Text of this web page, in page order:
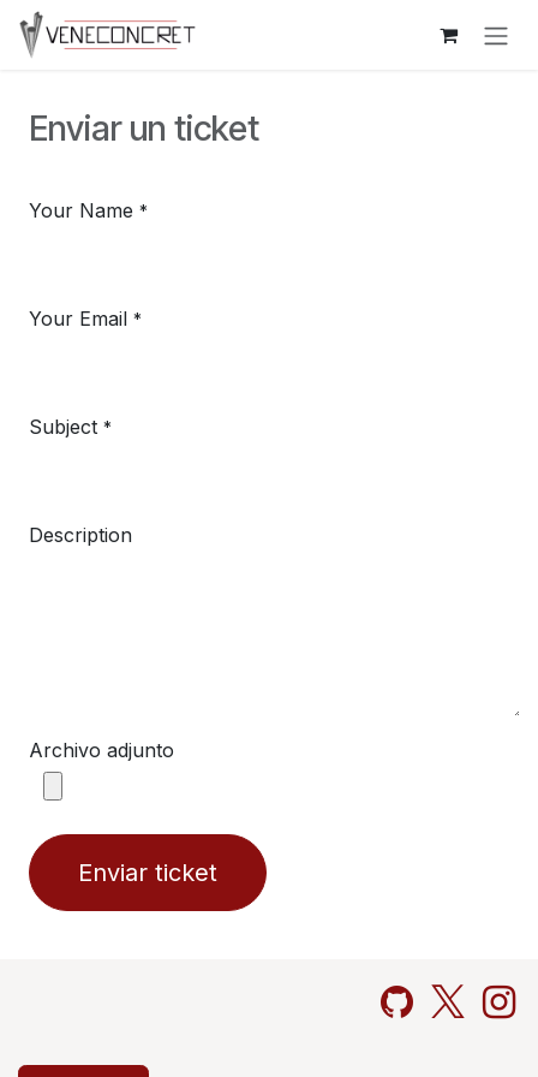
Ir al contenido
Enviar un ticket
Your Name *
Your Email *
Subject *
Description
Archivo adjunto
Enviar ticket